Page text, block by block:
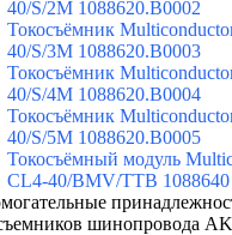
40/S/2M 1088620.B0002
Токосъёмник
40/S/3M 1088620.B0003
Токосъёмник
40/S/4M 1088620.B0004
Токосъёмник
40/S/5M 1088620.B0005
Токосъёмный модуль
CL4-40/BMV/TTB 1088640
шинопровода